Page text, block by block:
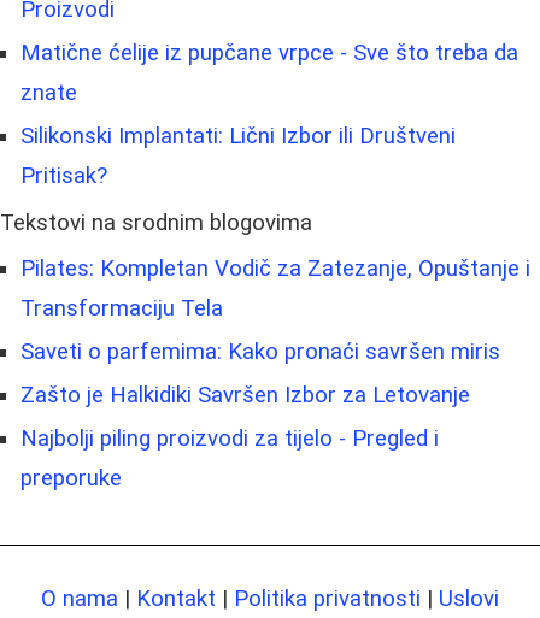
Proizvodi
Matične ćelije iz pupčane vrpce - Sve što treba da
znate
Silikonski Implantati: Lični Izbor ili Društveni
Pritisak?
Tekstovi na srodnim blogovima
Pilates: Kompletan Vodič za Zatezanje, Opuštanje i
Transformaciju Tela
Saveti o parfemima: Kako pronaći savršen miris
Zašto je Halkidiki Savršen Izbor za Letovanje
Najbolji piling proizvodi za tijelo - Pregled i
preporuke
O nama | Kontakt | Politika privatnosti | Uslovi